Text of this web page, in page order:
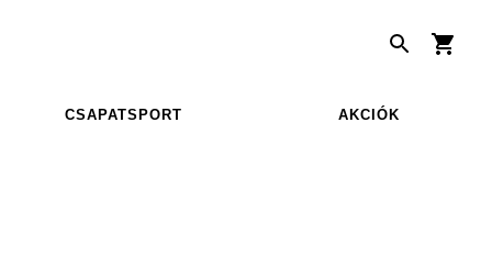
CSAPATSPORT AKCIÓK